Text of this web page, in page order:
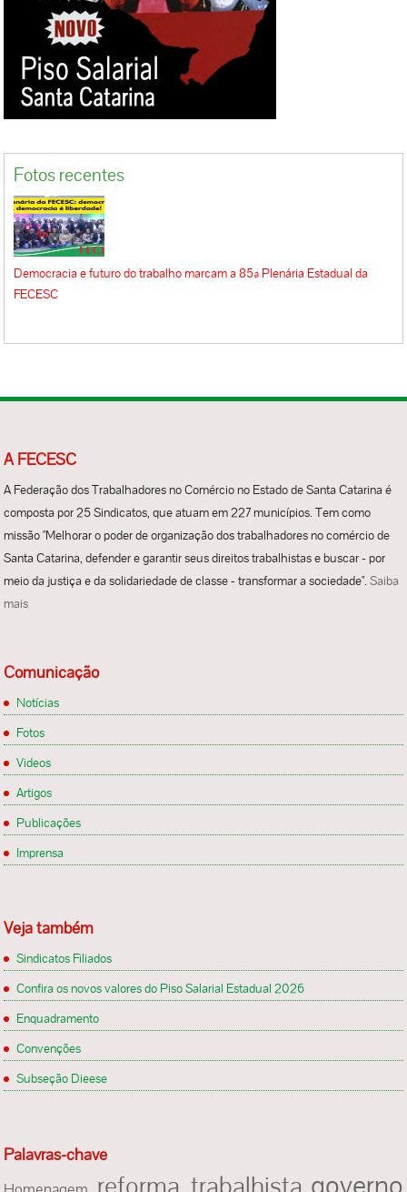
Fotos recentes
Democracia e futuro do trabalho marcam a 85ª Plenária Estadual da
FECESC
A FECESC
A Federação dos Trabalhadores no Comércio no Estado de Santa Catarina é
composta por 25 Sindicatos, que atuam em 227 municípios. Tem como
missão "Melhorar o poder de organização dos trabalhadores no comércio de
Santa Catarina, defender e garantir seus direitos trabalhistas e buscar - por
meio da justiça e da solidariedade de classe - transformar a sociedade".Saiba
mais
Comunicação
Notícias
Fotos
Videos
Artigos
Publicações
Imprensa
Veja também
Sindicatos Filiados
Confira os novos valores do Piso Salarial Estadual 2026
Enquadramento
Convenções
Subseção Dieese
Palavras-chave